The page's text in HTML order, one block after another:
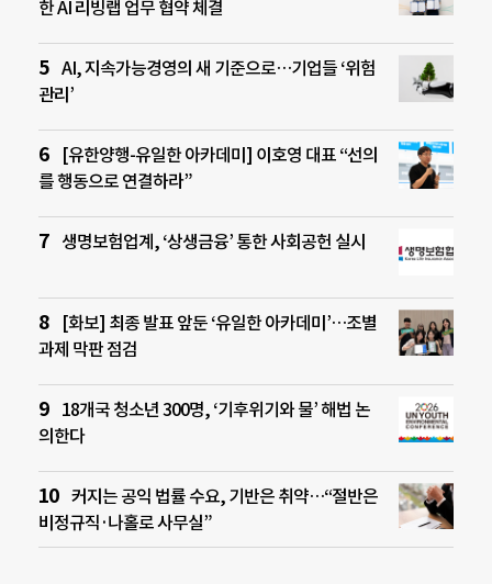
한 AI 리빙랩 업무 협약 체결
AI, 지속가능경영의 새 기준으로…기업들 ‘위험
관리’
[유한양행-유일한 아카데미] 이호영 대표 “선의
를 행동으로 연결하라”
생명보험업계, ‘상생금융’ 통한 사회공헌 실시
[화보] 최종 발표 앞둔 ‘유일한 아카데미’…조별
과제 막판 점검
18개국 청소년 300명, ‘기후위기와 물’ 해법 논
의한다
커지는 공익 법률 수요, 기반은 취약…“절반은
비정규직·나홀로 사무실”